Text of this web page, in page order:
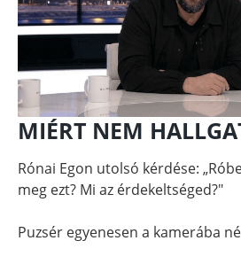
MIÉRT NEM
Rónai Egon utolsó kérdése:
meg ezt? Mi az érdekeltséged?"
Puzsér egyenesen a kamerába